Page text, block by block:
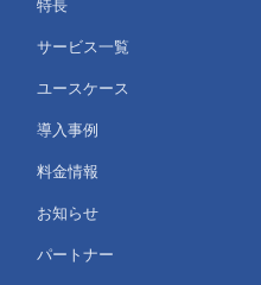
特長
サービス一覧
ユースケース
導入事例
料金情報
お知らせ
パートナー